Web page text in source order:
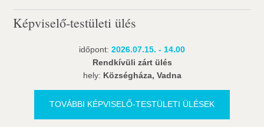
Képviselő-testületi ülés
időpont: 2026.07.15. - 14.00
Rendkívüli zárt ülés
hely: Községháza, Vadna
TOVÁBBI KÉPVISELŐ-TESTÜLETI ÜLÉSEK